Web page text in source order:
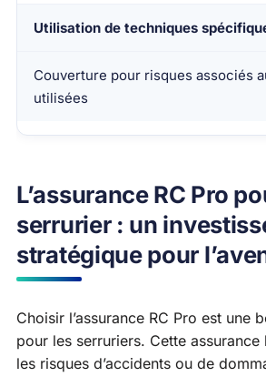
Utilisation de techniques
Couverture pour risques associés
utilisées
L’assurance RC Pro
serrurier : un
stratégique pour
Choisir l’assurance RC Pro est une
pour les serruriers. Cette
les risques d’accidents ou de